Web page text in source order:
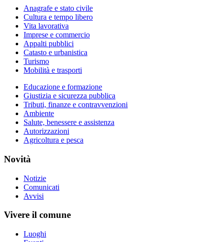
Anagrafe e stato civile
Cultura e tempo libero
Vita lavorativa
Imprese e commercio
Appalti pubblici
Catasto e urbanistica
Turismo
Mobilità e trasporti
Educazione e formazione
Giustizia e sicurezza pubblica
Tributi, finanze e contravvenzioni
Ambiente
Salute, benessere e assistenza
Autorizzazioni
Agricoltura e pesca
Novità
Notizie
Comunicati
Avvisi
Vivere il comune
Luoghi